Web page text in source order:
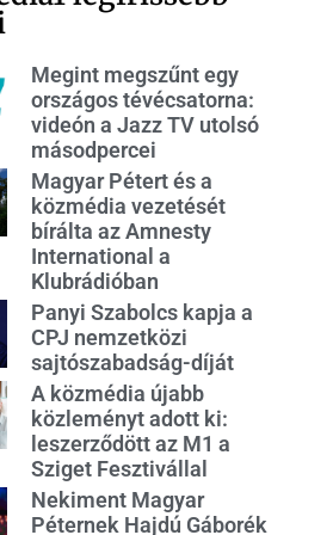
Megint megszűnt egy
országos tévécsatorna:
videón a Jazz TV utolsó
másodpercei
Magyar Pétert és a
közmédia vezetését
bírálta az Amnesty
International a
Klubrádióban
Panyi Szabolcs kapja a
CPJ nemzetközi
sajtószabadság-díját
A közmédia újabb
közleményt adott ki:
leszerződött az M1 a
Sziget Fesztivállal
Nekiment Magyar
Péternek Hajdú Gáborék